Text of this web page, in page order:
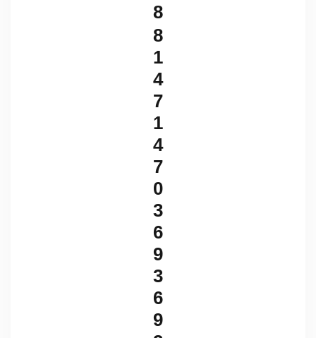
8
8
1
4
7
1
4
7
0
3
6
9
3
6
9